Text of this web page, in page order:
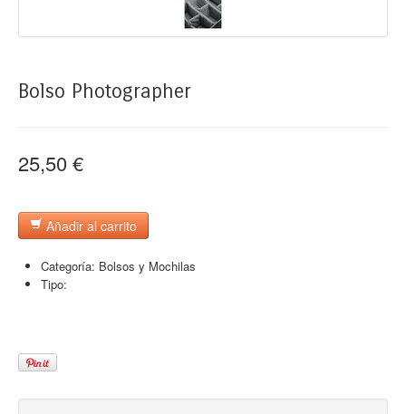
Bolso Photographer
25,50 €
Añadir al carrito
Categoría: Bolsos y Mochilas
Tipo: